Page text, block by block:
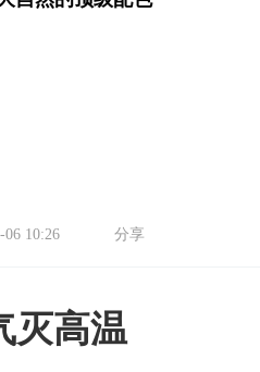
06 10:26 分享
灭高温